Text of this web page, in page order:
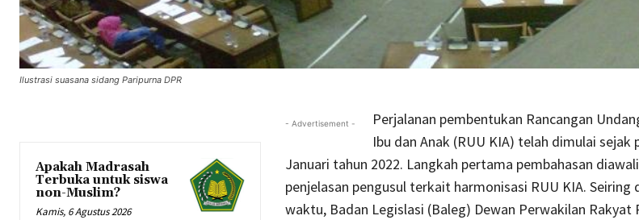
Ilustrasi suasana sidang Paripurna DPR
Apakah Madrasah
Terbuka untuk siswa
non-Muslim?
Kamis, 6 Agustus 2026
- Advertisement -
Perjalanan pembentukan Rancangan
Ibu dan Anak (RUU KIA) telah dimulai sejak
Januari tahun 2022. Langkah pertama pembahasan
penjelasan pengusul terkait harmonisasi RUU KIA. Seiring
waktu, Badan Legislasi (Baleg) Dewan Perwakilan Rakyat